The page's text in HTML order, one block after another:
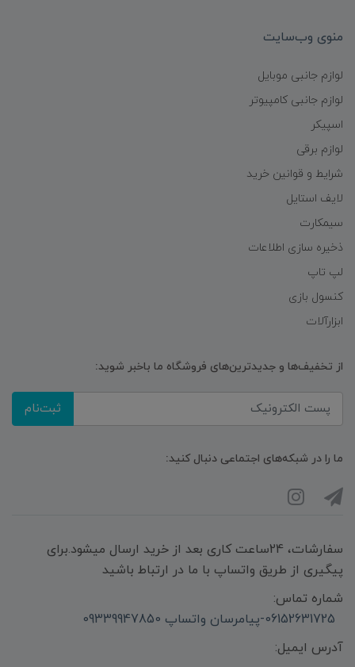
منوی وب‌سایت
لوازم جانبی موبایل
لوازم جانبی کامپیوتر
اسپیکر
لوازم برقی
شرایط و قوانین خرید
لایف استایل
سیمکارت
ذخیره سازی اطلاعات
لپ تاپ
کنسول بازی
ابزارآلات
از تخفیف‌ها و جدیدترین‌های فروشگاه ما باخبر شوید:
ثبت‌نام
ما را در شبکه‌های اجتماعی دنبال کنید:
سفارشات، 24ساعت کاری بعد از خرید ارسال میشود.برای
پیگیری از طریق واتساپ با ما در ارتباط باشید
شماره تماس:
06152631725-پیامرسان واتساپ 09339947850
آدرس ایمیل: